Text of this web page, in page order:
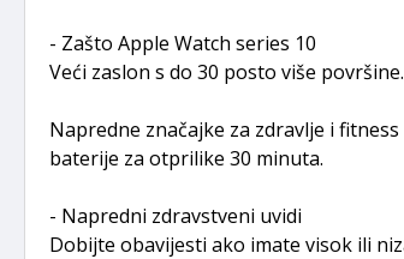
- Zašto Apple Watch series 10
Veći zaslon s do 30 posto više
Napredne značajke za zdravlje i
baterije za otprilike 30 minuta.
- Napredni zdravstveni uvidi
Dobijte obavijesti ako imate visok ili